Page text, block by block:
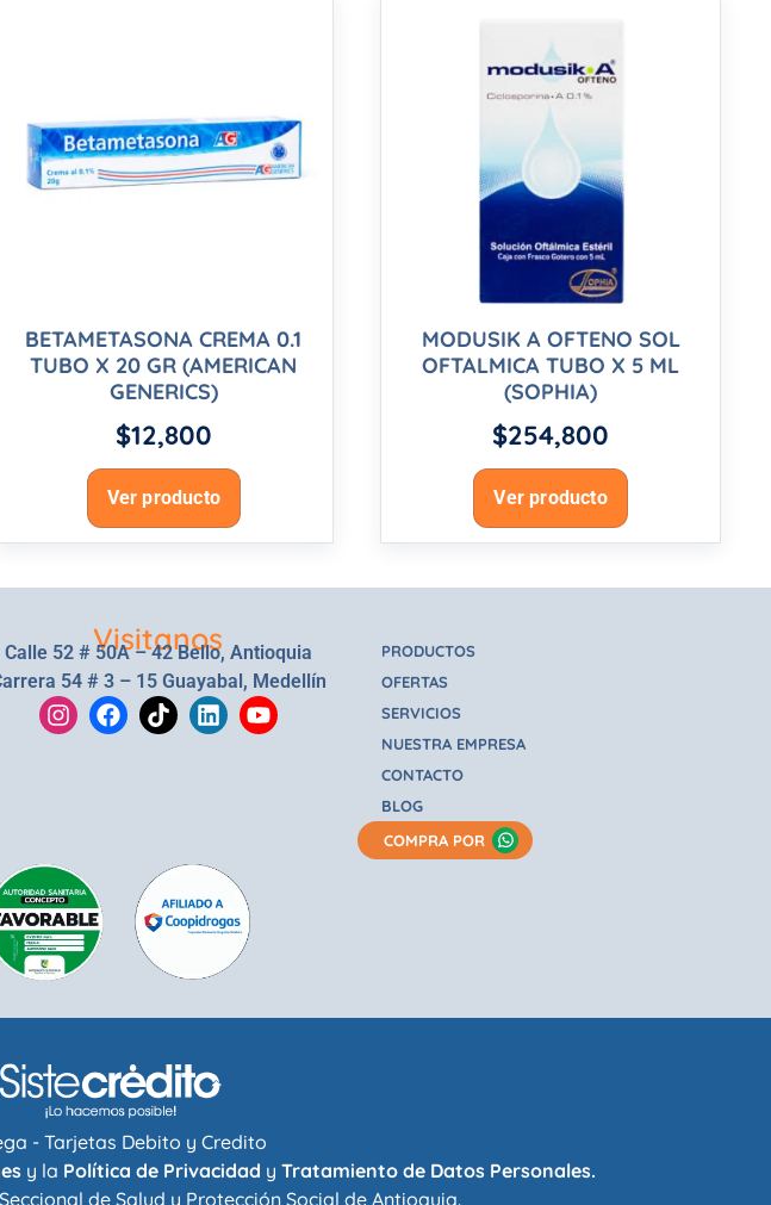
BETAMETASONA CREMA 0.1
TUBO X 20 GR (AMERICAN
GENERICS)
$12,800
Ver producto
MODUSIK A OFTENO SOL
OFTALMICA TUBO X 5 ML
(SOPHIA)
$254,800
Ver producto
Visitanos
Calle 52 # 50A – 42 Bello, Antioquia
54 # 3 – 15 Guayabal, Medellín
PRODUCTOS
OFERTAS
SERVICIOS
NUESTRA EMPRESA
CONTACTO
BLOG
COMPRA POR
- Tarjetas Debito y Credito
y la Política de Privacidad y Tratamiento de Datos Personales.
de Salud y Protección Social de Antioquia.